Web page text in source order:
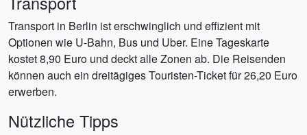
Transport in Berlin ist erschwinglich und effizient mit
Optionen wie U-Bahn, Bus und Uber. Eine Tageskarte
kostet 8,90 Euro und deckt alle Zonen ab. Die Reisenden
können auch ein dreitägiges Touristen-Ticket für 26,20 Euro
erwerben.
Nützliche Tipps